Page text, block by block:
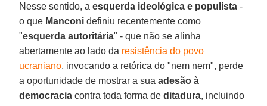
Nesse sentido, aesquerda ideológica e populista -
o que Manconi definiu recentemente como
"esquerda autoritária" - que não se alinha
abertamente ao lado da resistência do povo
ucraniano, invocando a retórica do "nem nem", perde
a oportunidade de mostrar a suaadesão à
democracia contra toda forma deditadura, incluindo